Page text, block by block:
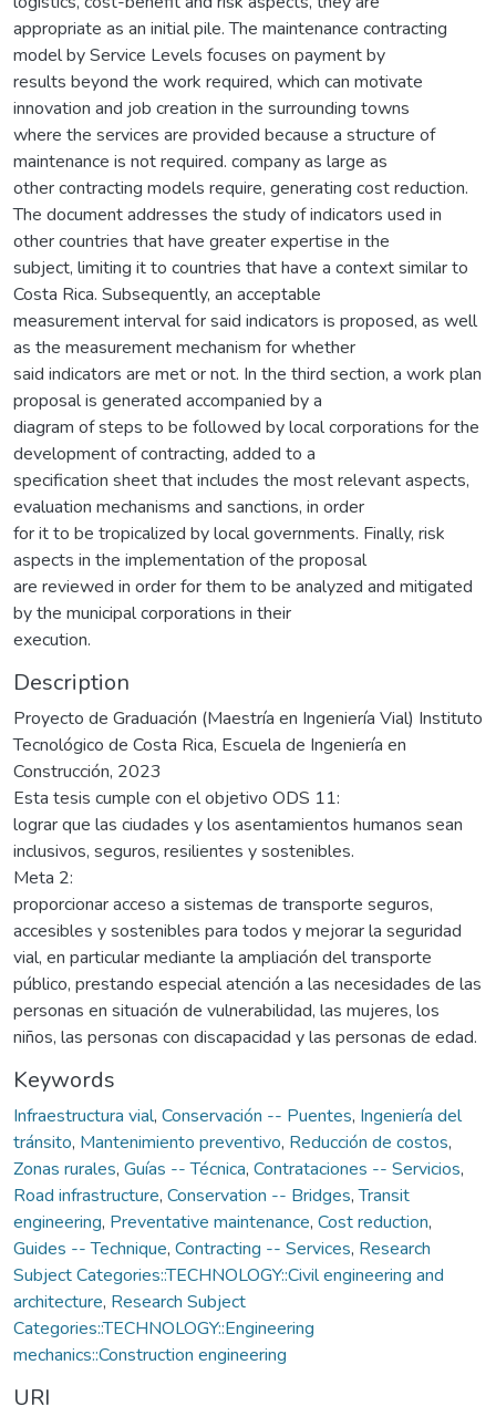
appropriate as an initial pile. The maintenance contracting
model by Service Levels focuses on payment by
results beyond the work required, which can motivate
innovation and job creation in the surrounding towns
where the services are provided because a structure of
maintenance is not required. company as large as
other contracting models require, generating cost reduction.
The document addresses the study of indicators used in
other countries that have greater expertise in the
subject, limiting it to countries that have a context similar to
Costa Rica. Subsequently, an acceptable
measurement interval for said indicators is proposed, as well
as the measurement mechanism for whether
said indicators are met or not. In the third section, a work plan
proposal is generated accompanied by a
diagram of steps to be followed by local corporations for the
development of contracting, added to a
specification sheet that includes the most relevant aspects,
evaluation mechanisms and sanctions, in order
for it to be tropicalized by local governments. Finally, risk
aspects in the implementation of the proposal
are reviewed in order for them to be analyzed and mitigated
by the municipal corporations in their
execution.
Description
Proyecto de Graduación (Maestría en Ingeniería Vial) Instituto
Tecnológico de Costa Rica, Escuela de Ingeniería en
Construcción, 2023
Esta tesis cumple con el objetivo ODS 11:
lograr que las ciudades y los asentamientos humanos sean
inclusivos, seguros, resilientes y sostenibles.
Meta 2:
proporcionar acceso a sistemas de transporte seguros,
accesibles y sostenibles para todos y mejorar la seguridad
vial, en particular mediante la ampliación del transporte
público, prestando especial atención a las necesidades de las
personas en situación de vulnerabilidad, las mujeres, los
niños, las personas con discapacidad y las personas de edad.
Keywords
Infraestructura vial, Conservación -- Puentes, Ingeniería del
tránsito, Mantenimiento preventivo, Reducción de costos,
Zonas rurales, Guías -- Técnica, Contrataciones -- Servicios,
Road infrastructure, Conservation -- Bridges,Transit
engineering, Preventative maintenance, Cost reduction,
Guides -- Technique, Contracting -- Services, Research
Subject Categories::TECHNOLOGY::Civil engineering and
architecture, Research Subject
Categories::TECHNOLOGY::Engineering
mechanics::Construction engineering
URI